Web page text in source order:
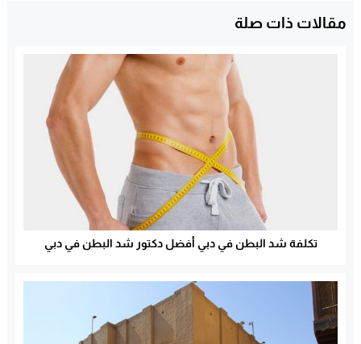
مقالات ذات صلة
تكلفة شد البطن في دبي أفضل دكتور شد البطن في دبي